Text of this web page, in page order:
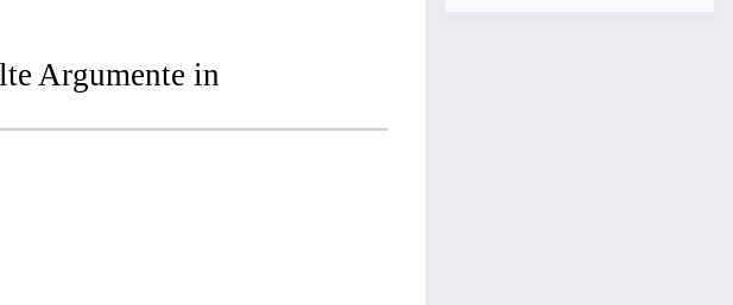
Argumente in